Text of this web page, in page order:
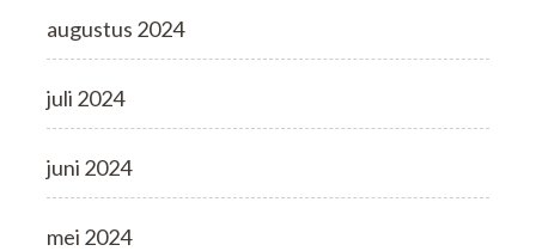
augustus 2024
juli 2024
juni 2024
mei 2024